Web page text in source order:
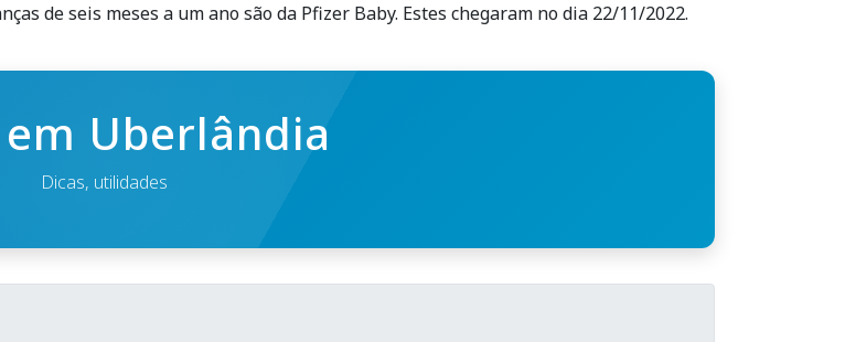
de seis meses a um ano são da Pfizer Baby. Estes chegaram no dia 22/11/2022.
em Uberlândia
Dicas, utilidades